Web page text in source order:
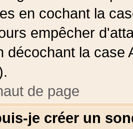
en cochant la
empêcher
décochant la case
de page
je créer un